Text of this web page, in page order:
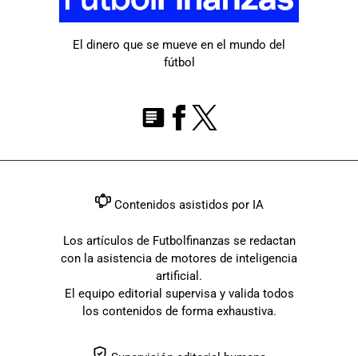
El dinero que se mueve en el mundo del
fútbol
Contenidos asistidos por IA
Los artículos de Futbolfinanzas se redactan
con la asistencia de motores de inteligencia
artificial.
El equipo editorial supervisa y valida todos
los contenidos de forma exhaustiva.